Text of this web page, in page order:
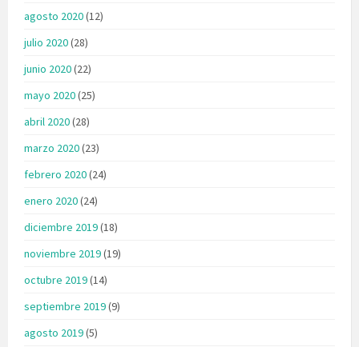
agosto 2020(12)
julio 2020(28)
junio 2020(22)
mayo 2020(25)
abril 2020(28)
marzo 2020(23)
febrero 2020(24)
enero 2020(24)
diciembre 2019(18)
noviembre 2019(19)
octubre 2019(14)
septiembre 2019(9)
agosto 2019(5)